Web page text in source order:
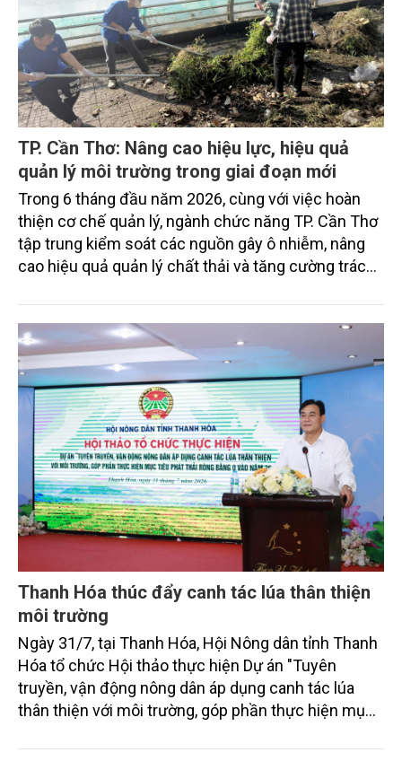
TP. Cần Thơ: Nâng cao hiệu lực, hiệu quả
quản lý môi trường trong giai đoạn mới
Trong 6 tháng đầu năm 2026, cùng với việc hoàn
thiện cơ chế quản lý, ngành chức năng TP. Cần Thơ
tập trung kiểm soát các nguồn gây ô nhiễm, nâng
cao hiệu quả quản lý chất thải và tăng cường trách
luật về môi trường tạo nền tảng cho mục tiêu phát
triển kinh tế - xã hội bền vững.
Thanh Hóa thúc đẩy canh tác lúa thân thiện
môi trường
Ngày 31/7, tại Thanh Hóa, Hội Nông dân tỉnh Thanh
Hóa tổ chức Hội thảo thực hiện Dự án "Tuyên
truyền, vận động nông dân áp dụng canh tác lúa
thân thiện với môi trường, góp phần thực hiện mục
trình thu hút sự tham gia của đông đảo đại biểu đến